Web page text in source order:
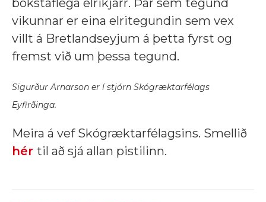
bókstaflega elrikjarr. Þar sem tegund
vikunnar er eina elritegundin sem vex
villt á Bretlandseyjum á þetta fyrst og
fremst við um þessa tegund.
Sigurður Arnarson er í stjórn Skógræktarfélags
Eyfirðinga.
Meira á vef Skógræktarfélagsins. Smellið
hér til að sjá allan pistilinn.